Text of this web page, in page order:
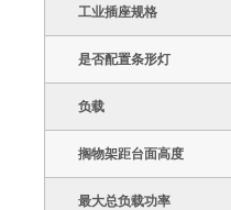
工业插座规格
是否配置条形灯
负载
搁物架距台面高度
最大总负载功率